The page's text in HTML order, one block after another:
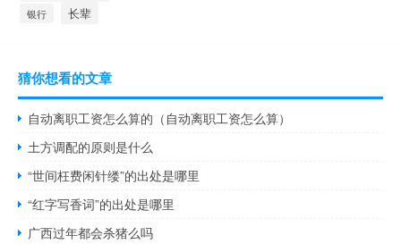
银行 长辈
猜你想看的文章
自动离职工资怎么算的（自动离职工资怎么算）
土方调配的原则是什么
“世间枉费闲针缕”的出处是哪里
“红字写香词”的出处是哪里
广西过年都会杀猪么吗